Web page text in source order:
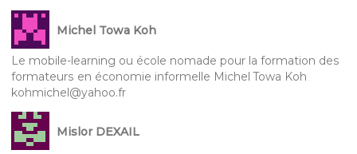
Michel Towa Koh
Le mobile-learning ou école nomade pour la formation des
formateurs en économie informelle Michel Towa Koh
kohmichel@yahoo.fr
Mislor DEXAIL